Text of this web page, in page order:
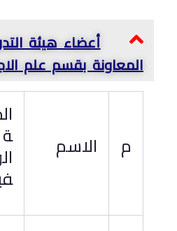
أعضاء هيئة
المعاونة بقسم علم
م الاسم ة